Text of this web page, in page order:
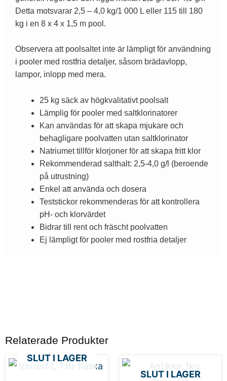
Detta motsvarar 2,5 – 4,0 kg/1 000 L eller 115 till 180
kg i en 8 x 4 x 1,5 m pool.
Observera att poolsaltet inte är lämpligt för användning
i pooler med rostfria detaljer, såsom brädavlopp,
lampor, inlopp med mera.
25 kg säck av högkvalitativt poolsalt
Lämplig för pooler med saltklorinatorer
Kan användas för att skapa mjukare och
behagligare poolvatten utan saltklorinator
Natriumet tillför klorjoner för att skapa fritt klor
Rekommenderad salthalt: 2,5-4,0 g/l (beroende
på utrustning)
Enkel att använda och dosera
Teststickor rekommenderas för att kontrollera
pH- och klorvärdet
Bidrar till rent och fräscht poolvatten
Ej lämpligt för pooler med rostfria detaljer
Relaterade Produkter
SLUT I LAGER
SLUT I LAGER